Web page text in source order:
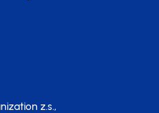
z.s.,